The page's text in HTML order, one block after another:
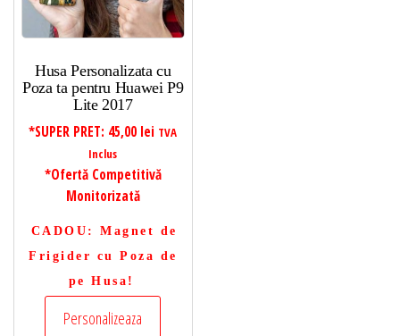
Husa Personalizata cu
Poza ta pentru Huawei P9
Lite 2017
*SUPER PRET: 45,00 lei TVA
Inclus
*Ofertă Competitivă
Monitorizată
CADOU : Magnet de
Frigider cu Poza de
pe Husa!
Personalizeaza